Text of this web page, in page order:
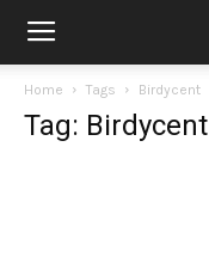
Home Tags Birdycent
Tag: Birdycent